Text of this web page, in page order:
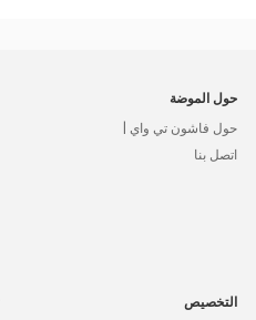
حول الموضة
حول فاشون تي واي |
اتصل بنا
التخصيص